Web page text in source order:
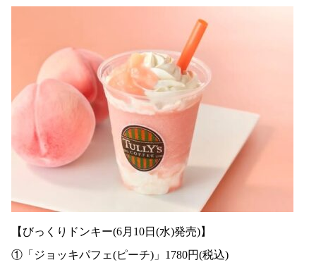
【びっくりドンキー(6月10日(水)発売)】
①「ジョッキパフェ(ピーチ)」1780円(税込)